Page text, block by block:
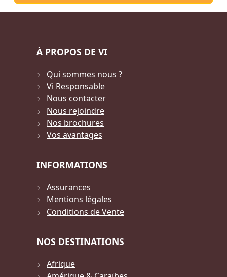
À PROPOS DE VI
Qui sommes nous ?
Vi Responsable
Nous contacter
Nous rejoindre
Nos brochures
Vos avantages
INFORMATIONS
Assurances
Mentions légales
Conditions de Vente
NOS DESTINATIONS
Afrique